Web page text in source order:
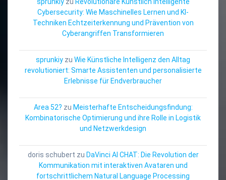
Cybersecurity: Wie Maschinelles Lernen und KI-
Techniken Echtzeiterkennung und Prävention von
Cyberangriffen Transformieren
sprunkiy zu Wie Künstliche Intelligenz den Alltag
revolutioniert: Smarte Assistenten und personalisierte
Erlebnisse für Endverbraucher
Area 52? zu Meisterhafte Entscheidungsfindung:
Kombinatorische Optimierung und ihre Rolle in Logistik
und Netzwerkdesign
doris schubert zu DaVinci AI CHAT: Die Revolution der
Kommunikation mit interaktiven Avataren und
fortschrittlichem Natural Language Processing